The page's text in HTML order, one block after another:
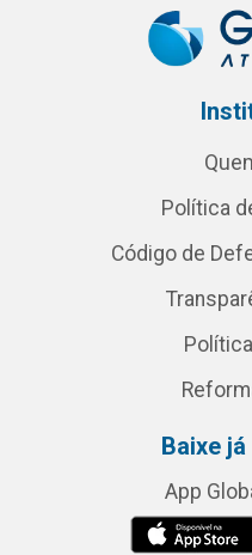
Política
Código de
Baixe
App